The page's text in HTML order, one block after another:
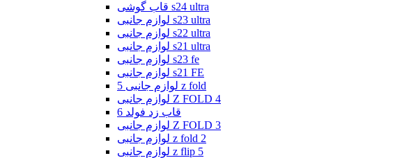
قاب گوشی s24 ultra
لوازم جانبی s23 ultra
لوازم جانبی s22 ultra
لوازم جانبی s21 ultra
لوازم جانبی s23 fe
لوازم جانبی s21 FE
لوازم جانبی 5 z fold
لوازم جانبی Z FOLD 4
قاب زد فولد 6
لوازم جانبی Z FOLD 3
لوازم جانبی z fold 2
لوازم جانبی z flip 5